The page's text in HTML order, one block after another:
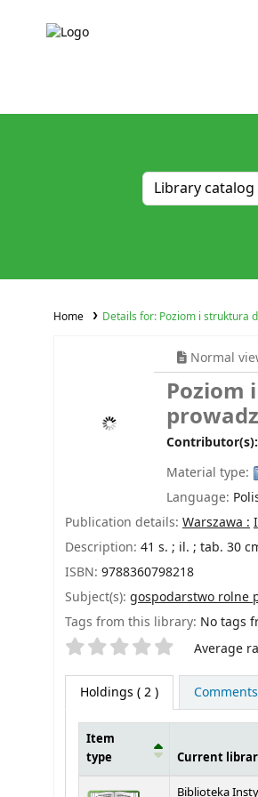
Home Details for: Poziom i struktura
Normal
Poziom
Contributor(s):
Material type:
Language:
Publication details: Warszawa :
Description: 41 s. ; il. ; tab. 30
ISBN: 9788360798218
Subject(s): gospodarstwo rolne
Tags from this library: No tags
Star ratings Average
Holdings ( 2 )
Item
type
Current
Biblioteka